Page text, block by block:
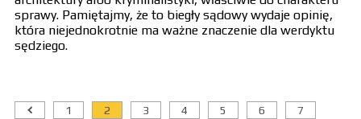
sprawy. Pamiętajmy, że to biegły sądowy wydaje opinię,
która niejednokrotnie ma ważne znaczenie dla werdyktu
sędziego.
1 2 3 4 5 6
7